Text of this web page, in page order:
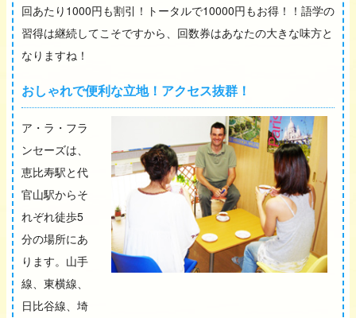
回あたり1000円も割引！トータルで10000円もお得！！語学の
習得は継続してこそですから、回数券はあなたの大きな味方と
なりますね！
おしゃれで便利な立地！アクセス抜群！
ア・ラ・フラ
ンセーズは、
恵比寿駅と代
官山駅からそ
れぞれ徒歩5
分の場所にあ
ります。山手
線、東横線、
日比谷線、埼